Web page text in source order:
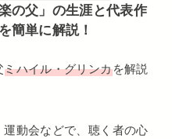
の父」の生涯と代表作
簡単に解説！
ミハイル・グリンカを解説
動会などで、聴く者の心